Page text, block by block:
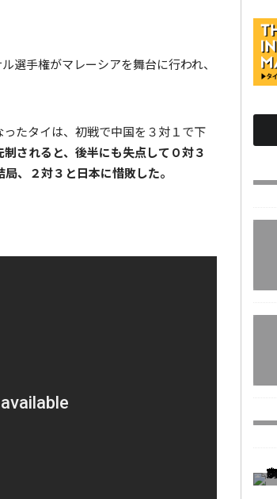
選手権がマレーシアを舞台に行われ、
たタイは、初戦で中国を３対１で下
されると、後半にも失点して０対３
、２対３と日本に惜敗した。